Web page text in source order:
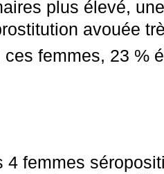
plus élevé,
avouée
ces femmes, 23 %
4 femmes